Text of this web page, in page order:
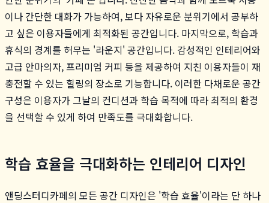
이나 간단한 대화가 가능하여, 보다 자유로운 분위기에서 공부하
고 싶은 이용자들에게 최적화된 공간입니다. 마지막으로, 학습과
휴식의 경계를 허무는 '라운지' 공간입니다. 감성적인 인테리어와
고급 안마의자, 프리미엄 커피 등을 제공하여 지친 이용자들이 재
충전할 수 있는 힐링의 장소로 기능합니다. 이러한 다채로운 공간
구성은 이용자가 그날의 컨디션과 학습 목적에 따라 최적의 환경
을 선택할 수 있게 하여 만족도를 극대화합니다.
학습 효율을 극대화하는 인테리어 디자인
앤딩스터디카페의 모든 공간 디자인은 '학습 효율'이라는 단 하나